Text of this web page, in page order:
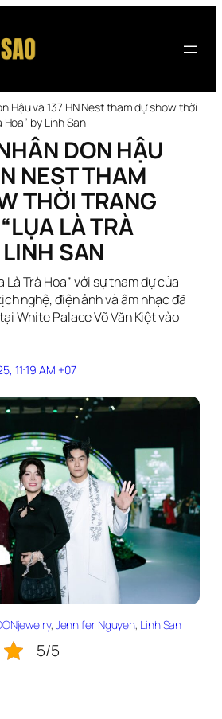
Hậu và 137 HN Nest tham dự show thời
by Linh San
DON HẬU
NEST THAM
THỜI TRANG
LÀ TRÀ
LINH SAN
Là Trà Hoa” với sự tham dự của
nghệ, điện ảnh và âm nhạc đã
White Palace Võ Văn Kiệt vào
11:19 AM +07
, Jennifer Nguyen, Linh San
5/5